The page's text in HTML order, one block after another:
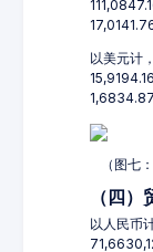
以美元计
（图七
（四
以人民币